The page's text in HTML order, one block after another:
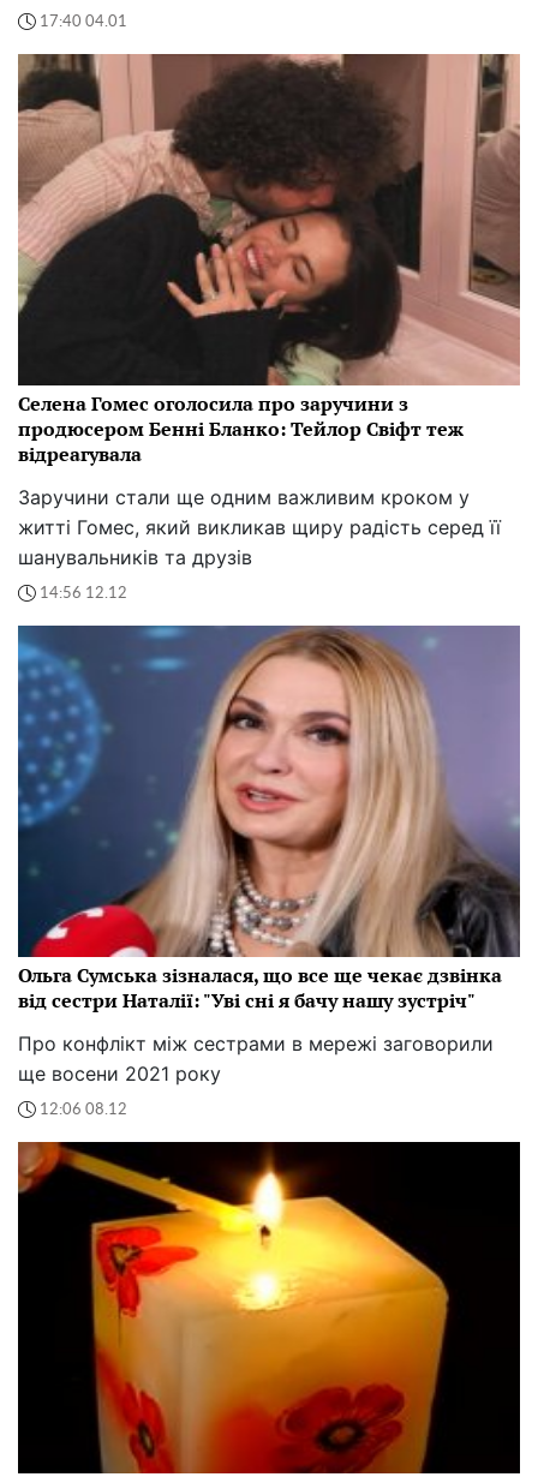
17:40 04.01
Селена Гомес оголосила про заручини з
продюсером Бенні Бланко: Тейлор Свіфт теж
відреагувала
Заручини стали ще одним важливим кроком у
житті Гомес, який викликав щиру радість серед її
шанувальників та друзів
14:56 12.12
Ольга Сумська зізналася, що все ще чекає дзвінка
від сестри Наталії: "Уві сні я бачу нашу зустріч"
Про конфлікт між сестрами в мережі заговорили
ще восени 2021 року
12:06 08.12